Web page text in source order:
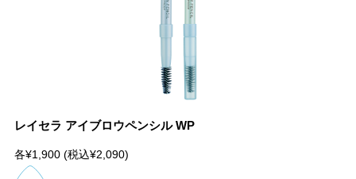
レイセラ アイブロウペンシル WP
各¥1,900 (税込¥2,090)